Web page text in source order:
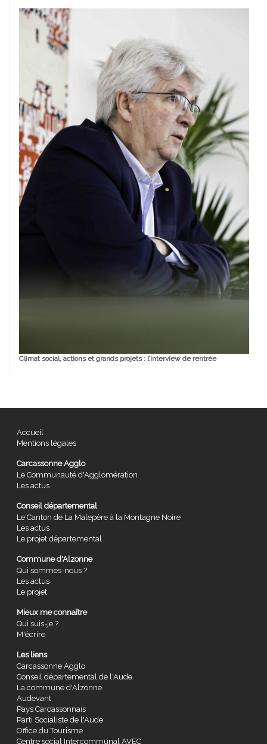
Climat social, actions et grands projets : l’interview de rentrée
Accueil
Mentions légales
Carcassonne Agglo
Le Communauté d'Agglomération
Les actus
Conseil départemental
Le Canton de La Malepère à la Montagne Noire
Les actus
Le projet départemental
Commune d'Alzonne
Qui sommes-nous ?
Les actus
Le projet
Mieux me connaître
Qui suis-je ?
M'écrire
Les liens
Carcassonne Agglo
Conseil départemental de l'Aude
La commune d'Alzonne
Audevant
Pays Carcassonnais
Parti Socialiste de l'Aude
Office du Tourisme
Centre social Intercommunal AVEC